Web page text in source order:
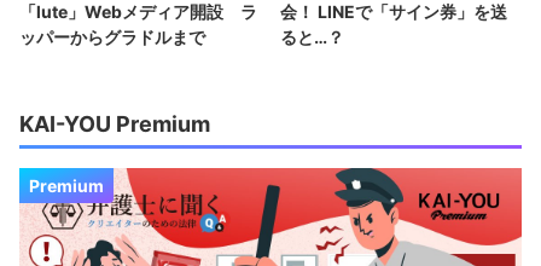
「lute」Webメディア開設 ラ
ッパーからグラドルまで
会！ LINEで「サイン券」を送
ると…？
KAI-YOU Premium
Premium